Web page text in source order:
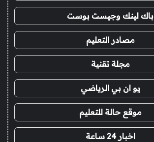
باك لينك وجيست بوست
مصادر التعليم
مجلة تقنية
يو ان بي الرياضي
موقع حالة للتعليم
اخبار 24 ساعة